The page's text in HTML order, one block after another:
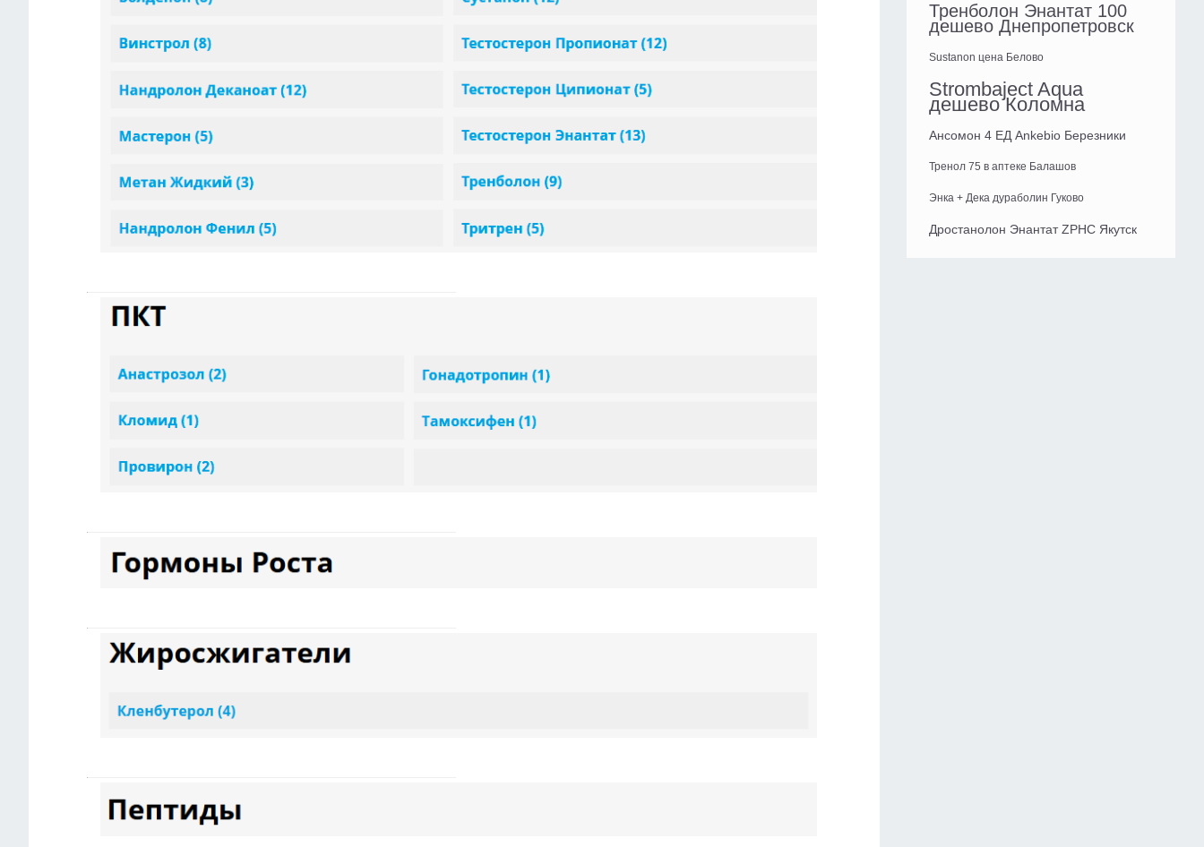
Тренболон Энантат 100
дешево Днепропетровск
Sustanon цена Белово
Strombaject Aqua
дешево Коломна
Ансомон 4 ЕД Ankebio Березники
Тренол 75 в аптеке Балашов
Энка + Дека дураболин Гуково
Дростанолон Энантат ZPHC Якутск